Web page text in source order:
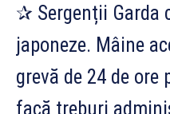
✰ Sergenții Garda
japoneze. Mâine
grevă de 24 de
facă treburi